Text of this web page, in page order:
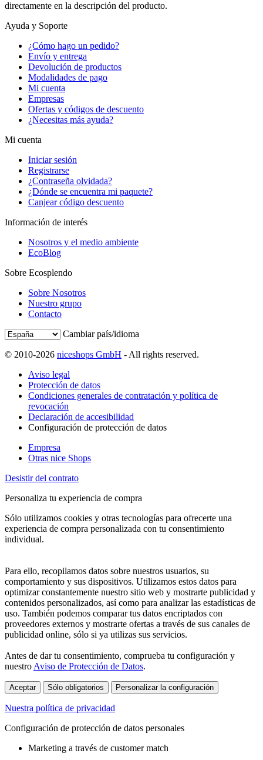
directamente en la descripción del producto.
Ayuda y Soporte
¿Cómo hago un pedido?
Envío y entrega
Devolución de productos
Modalidades de pago
Mi cuenta
Empresas
Ofertas y códigos de descuento
¿Necesitas más ayuda?
Mi cuenta
Iniciar sesión
Registrarse
¿Contraseña olvidada?
¿Dónde se encuentra mi paquete?
Canjear código descuento
Información de interés
Nosotros y el medio ambiente
EcoBlog
Sobre Ecosplendo
Sobre Nosotros
Nuestro grupo
Contacto
Cambiar país/idioma
© 2010-2026 niceshops GmbH - All rights reserved.
Aviso legal
Protección de datos
Condiciones generales de contratación y política de
revocación
Declaración de accesibilidad
Configuración de protección de datos
Empresa
Otras nice Shops
Desistir del contrato
Personaliza tu experiencia de compra
Sólo utilizamos cookies y otras tecnologías para ofrecerte una
experiencia de compra personalizada con tu consentimiento
individual.
Para ello, recopilamos datos sobre nuestros usuarios, su
comportamiento y sus dispositivos. Utilizamos estos datos para
optimizar constantemente nuestro sitio web y mostrarte publicidad y
contenidos personalizados, así como para analizar las estadísticas de
uso. También podemos comparar tus datos encriptados con
proveedores externos y mostrarte ofertas a través de sus canales de
publicidad online, sólo si ya utilizas sus servicios.
Antes de dar tu consentimiento, comprueba tu configuración y
nuestro Aviso de Protección de Datos.
Aceptar Sólo obligatorios Personalizar la configuración
Nuestra política de privacidad
Configuración de protección de datos personales
Marketing a través de customer match